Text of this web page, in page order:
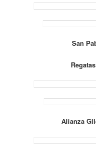
San
Alianza